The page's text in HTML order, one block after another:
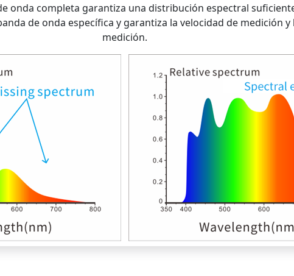
onda completa garantiza una distribución espectral
de onda específica y garantiza la velocidad de medición
medición.